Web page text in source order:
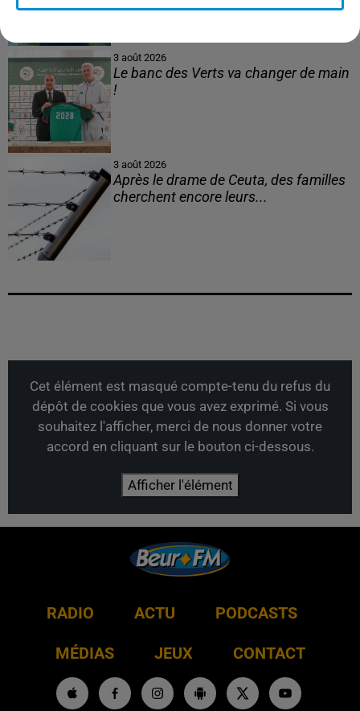
3 août 2026
Le banc des Verts va changer de main
!
3 août 2026
Après le drame de Ceuta, des familles
cherchent encore leurs...
Cet élément est masqué compte-tenu du refus du
dépôt de cookies que vous avez exprimé. Si vous
souhaitez l'afficher, merci de nous donner votre
accord en cliquant sur le bouton ci-dessous.
Afficher l'élément
RADIO ACTU PODCASTS
MÉDIAS JEUX CONTACT